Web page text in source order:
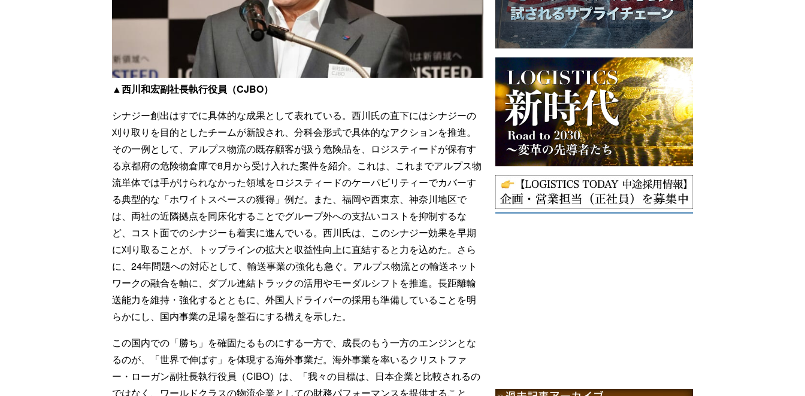
▲西川和宏副社長執行役員（CJBO）
シナジー創出はすでに具体的な成果として表れている。西川氏の直下にはシナジーの
刈り取りを目的としたチームが新設され、分科会形式で具体的なアクションを推進。
その一例として、アルプス物流の既存顧客が扱う危険品を、ロジスティードが保有す
る京都府の危険物倉庫で8月から受け入れた案件を紹介。これは、これまでアルプス物
流単体では手がけられなかった領域をロジスティードのケーパビリティーでカバーす
る典型的な「ホワイトスペースの獲得」例だ。また、福岡や西東京、神奈川地区で
は、両社の近隣拠点を同床化することでグループ外への支払いコストを抑制するな
ど、コスト面でのシナジーも着実に進んでいる。西川氏は、このシナジー効果を早期
に刈り取ることが、トップラインの拡大と収益性向上に直結すると力を込めた。さら
に、24年問題への対応として、輸送事業の強化も急ぐ。アルプス物流との輸送ネット
ワークの融合を軸に、ダブル連結トラックの活用やモーダルシフトを推進。長距離輸
送能力を維持・強化するとともに、外国人ドライバーの採用も準備していることを明
らかにし、国内事業の足場を盤石にする構えを示した。
この国内での「勝ち」を確固たるものにする一方で、成長のもう一方のエンジンとな
るのが、「世界で伸ばす」を体現する海外事業だ。海外事業を率いるクリストファ
ー・ローガン副社長執行役員（CIBO）は、「我々の目標は、日本企業と比較されるの
ではなく、ワールドクラスの物流企業としての財務パフォーマンスを提供すること